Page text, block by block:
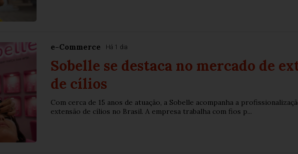
e-Commerce Há 1 dia
Sobelle se destaca no mercado de
de cílios
Com cerca de 15 anos de atuação, a Sobelle acompanha a
extensão de cílios no Brasil. A empresa trabalha com fios p...